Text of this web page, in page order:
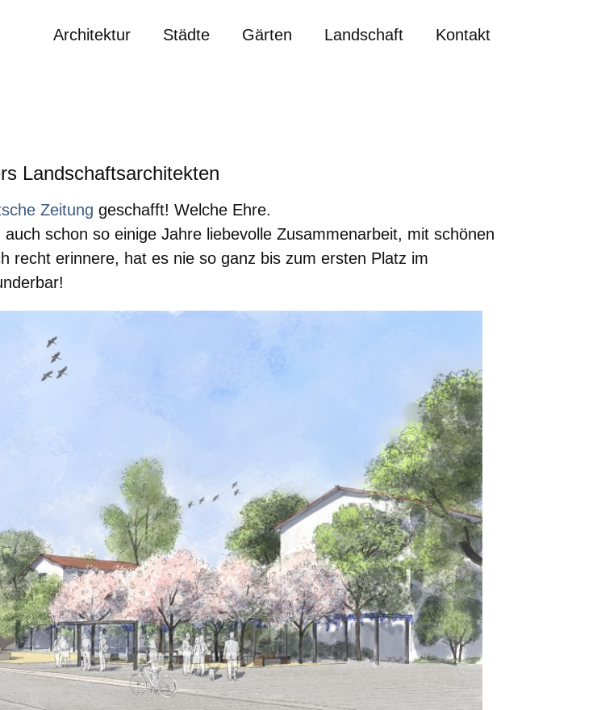
Architektur Städte Gärten Landschaft Kontakt
Landschaftsarchitekten
Zeitung geschafft! Welche Ehre.
schon so einige Jahre liebevolle Zusammenarbeit, mit schönen
recht erinnere, hat es nie so ganz bis zum ersten Platz im